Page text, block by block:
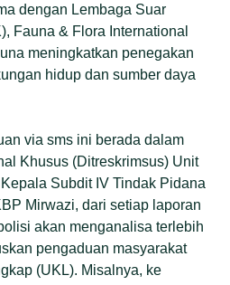
dengan Lembaga Suar
Fauna & Flora International
meningkatkan penegakan
hidup dan sumber daya
via sms ini berada dalam
Khusus (Ditreskrimsus) Unit
Subdit IV Tindak Pidana
Mirwazi, dari setiap laporan
akan menganalisa terlebih
pengaduan masyarakat
(UKL). Misalnya, ke